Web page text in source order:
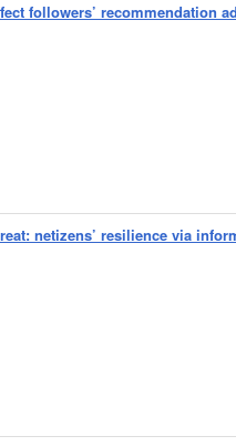
followers’ recommendation
netizens’ resilience via